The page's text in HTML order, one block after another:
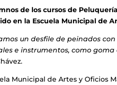
de los cursos de
en la Escuela Municipal de
un desfile de peinados
e instrumentos, como goma
Municipal de Artes y Oficios